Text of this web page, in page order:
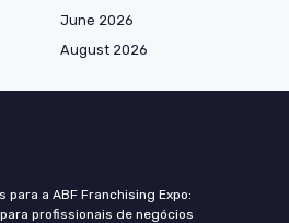
June 2026
August 2026
a ABF Franchising Expo:
profissionais de negócios